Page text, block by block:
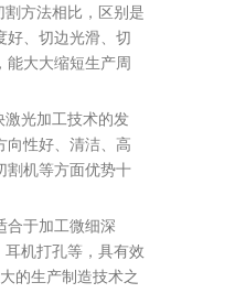
方法相比，区别是
好、切边光滑、切
大大缩短生产周
光加工技术的发
向性好、清洁、高
割机等方面优势十
于加工微细深
机打孔等，具有效
的生产制造技术之